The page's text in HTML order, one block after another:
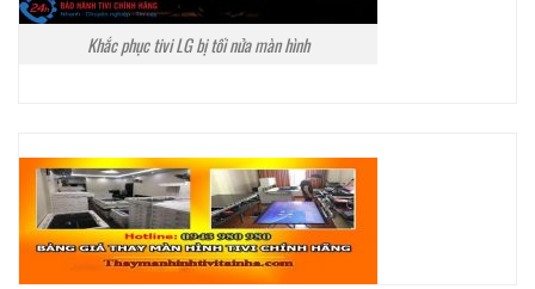
Khắc phục tivi LG bị tối nửa màn hình